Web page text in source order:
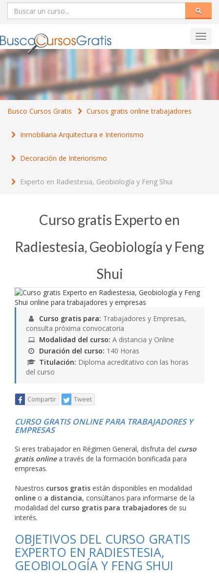
Busco Cursos Gratis Cursos gratis online trabajadores
Inmobiliaria Arquitectura e Interiorismo
Decoración de Interiorismo
Experto en Radiestesia, Geobiología y Feng Shui
Curso gratis Experto en
Radiestesia, Geobiología y Feng
Shui
Curso gratis para: Trabajadores y Empresas,
consulta próxima convocatoria
Modalidad del curso: A distancia y Online
Duración del curso: 140 Horas
Titulación: Diploma acreditativo con las horas
del curso
Compartir Tweet
CURSO GRATIS ONLINE PARA TRABAJADORES Y
EMPRESAS
Si eres trabajador en Régimen General, disfruta del curso
gratis onlinea través de la formación bonificada para
empresas.
Nuestros cursos gratis están disponibles en modalidad
online o a distancia, consúltanos para informarse de la
modalidad del curso gratis para trabajadores de su
interés.
OBJETIVOS DEL CURSO GRATIS
EXPERTO EN RADIESTESIA,
GEOBIOLOGÍA Y FENG SHUI